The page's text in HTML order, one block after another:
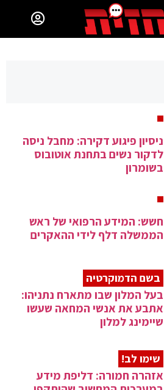
ניסיון פיגוע דקירה: מחבל ניסה
לדקור נשים בתחנת אוטובוס
בשומרון
חשש: המידע הרפואי של ראש
הממשלה דלף לידי ההאקרים
בשם הדמוקרטיה
בעל המלון שבו מתארח נתניהו:
אתבע את אנשי המחאה שעשו
שיימינג למלון
שימו לב!
אזהרה חמורה: דליפת מידע